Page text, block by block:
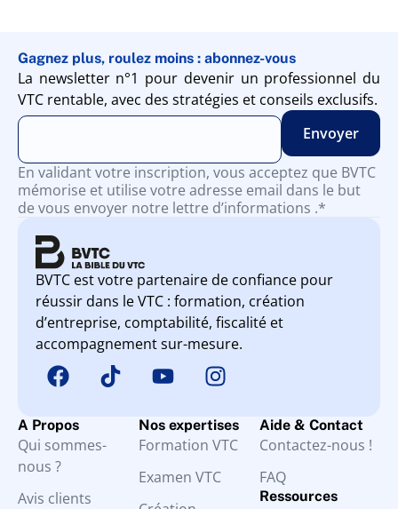
Gagnez plus, roulez moins : abonnez-vous
La newsletter n°1 pour devenir un professionnel du
VTC rentable, avec des stratégies et conseils exclusifs.
En validant votre inscription, vous acceptez que BVTC
mémorise et utilise votre adresse email dans le but
de vous envoyer notre lettre d’informations .*
BVTC est votre partenaire de confiance pour
réussir dans le VTC : formation, création
d’entreprise, comptabilité, fiscalité et
accompagnement sur-mesure.
A Propos
Qui sommes-
nous ?
Avis clients
Nos expertises
Formation VTC
Examen VTC
Aide & Contact
Contactez-nous !
FAQ
Ressources